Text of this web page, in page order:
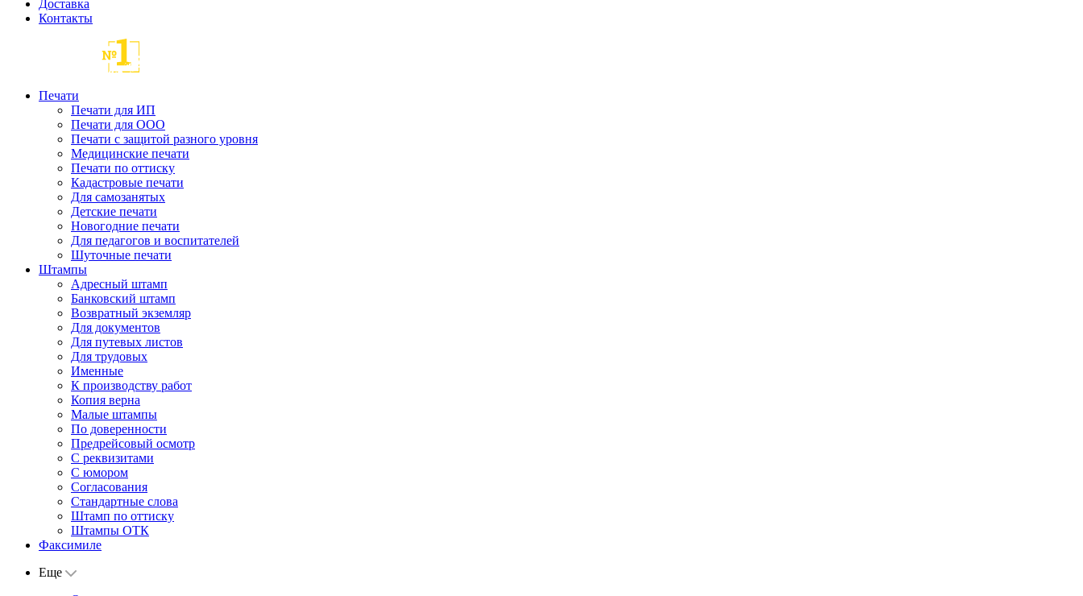
Доставка
Контакты
Печати
Печати для ИП
Печати для ООО
Печати с защитой разного уровня
Медицинские печати
Печати по оттиску
Кадастровые печати
Для самозанятых
Детские печати
Новогодние печати
Для педагогов и воспитателей
Шуточные печати
Штампы
Адресный штамп
Банковский штамп
Возвратный экземляр
Для документов
Для путевых листов
Для трудовых
Именные
К производству работ
Копия верна
Малые штампы
По доверенности
Предрейсовый осмотр
С реквизитами
С юмором
Согласования
Стандартные слова
Штамп по оттиску
Штампы ОТК
Факсимиле
Еще